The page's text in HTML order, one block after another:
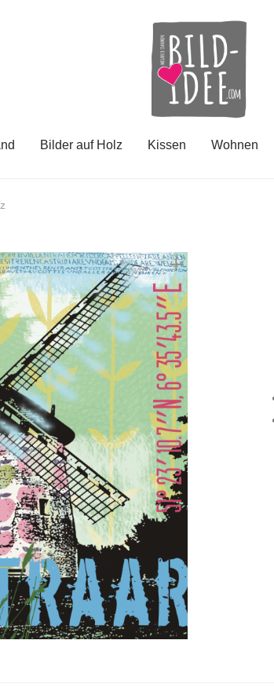
Bilder auf Holz Kissen Wohnen